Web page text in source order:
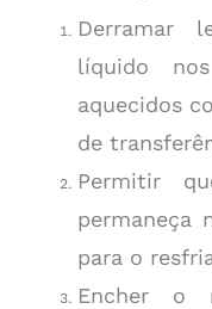
Derramar
líquido
aquecidos
de
Permitir
permaneça
para o
Encher o